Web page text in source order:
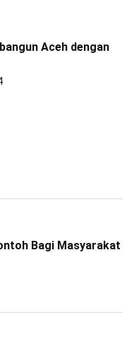
Aceh dengan
Bagi Masyarakat